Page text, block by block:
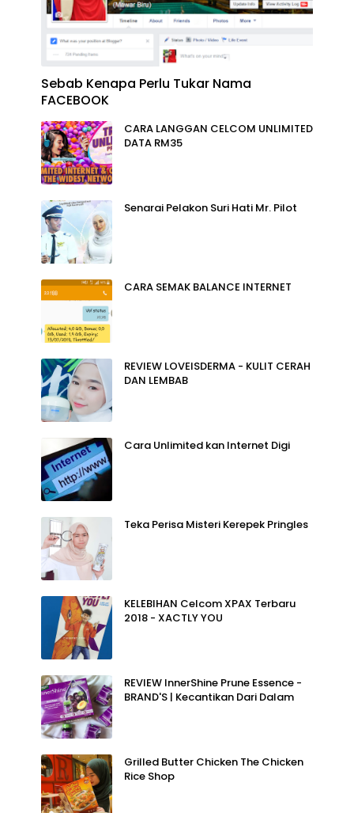
Sebab Kenapa Perlu Tukar Nama
FACEBOOK
CARA LANGGAN CELCOM UNLIMITED
DATA RM35
Senarai Pelakon Suri Hati Mr. Pilot
CARA SEMAK BALANCE INTERNET
REVIEW LOVEISDERMA - KULIT CERAH
DAN LEMBAB
Cara Unlimited kan Internet Digi
Teka Perisa Misteri Kerepek Pringles
KELEBIHAN Celcom XPAX Terbaru
2018 - XACTLY YOU
REVIEW InnerShine Prune Essence -
BRAND'S | Kecantikan Dari Dalam
Grilled Butter Chicken The Chicken
Rice Shop